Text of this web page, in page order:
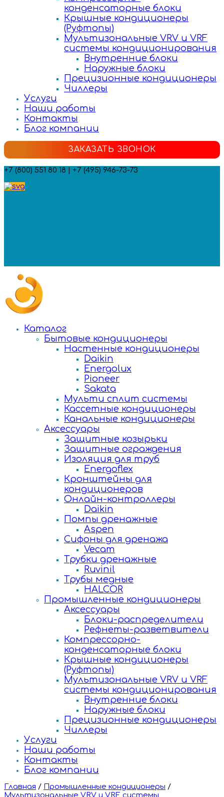
конденсаторные блоки
Крышные кондиционеры
(Руфтопы)
Мультизональные VRV и VRF
системы кондиционирования
Внутренние блоки
Наружные блоки
Прецизионные кондиционеры
Чиллеры
Услуги
Наши работы
Контакты
Блог компании
ЗАКАЗАТЬ ЗВОНОК
+7 (800) 551 80 18 | +7 (495) 946-73-73
Каталог
Бытовые кондиционеры
Настенные кондиционеры
Daikin
Energolux
Pioneer
Sakata
Мульти сплит системы
Кассетные кондиционеры
Канальные кондиционеры
Аксессуары
Защитные козырьки
Защитные ограждения
Изоляция для труб
Energoflex
Кронштейны для
кондиционеров
Онлайн-контроллеры
Daikin
Помпы дренажные
Aspen
Сифоны для дренажа
Vecam
Трубки дренажные
Ruvinil
Трубы медные
HALCOR
Промышленные кондиционеры
Аксессуары
Блоки-распределители
Рефнеты-разветвители
Компрессорно-
конденсаторные блоки
Крышные кондиционеры
(Руфтопы)
Мультизональные VRV и VRF
системы кондиционирования
Внутренние блоки
Наружные блоки
Прецизионные кондиционеры
Чиллеры
Услуги
Наши работы
Контакты
Блог компании
Главная / Промышленные кондиционеры /
Мультизональные VRV и VRF системы